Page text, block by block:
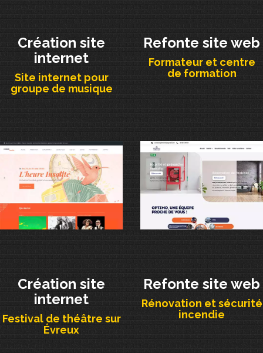
Création site
internet
Site internet pour
groupe de musique
Refonte site web
Formateur et centre
de formation
Création site
internet
Festival de théâtre sur
Évreux
Refonte site web
Rénovation et sécurité
incendie